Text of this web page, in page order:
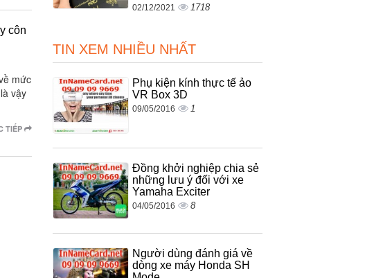
côn
mức
vậy
TIẾP
02/12/2021 1718
TIN XEM NHIỀU NHẤT
Phụ kiện kính thực tế ảo
VR Box 3D
09/05/2016 1
Đồng khởi nghiệp chia sẻ
những lưu ý đối với xe
Yamaha Exciter
04/05/2016 8
Người dùng đánh giá về
dòng xe máy Honda SH